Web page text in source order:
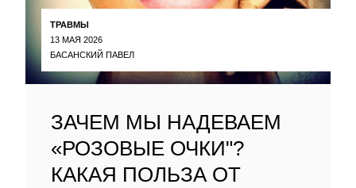
ТРАВМЫ
13 МАЯ 2026
БАСАНСКИЙ ПАВЕЛ
ЗАЧЕМ МЫ НАДЕВАЕМ
«РОЗОВЫЕ ОЧКИ"?
КАКАЯ ПОЛЬЗА ОТ